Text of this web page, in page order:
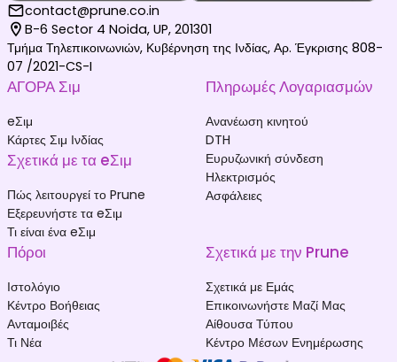
contact@prune.co.in
B-6 Sector 4 Noida, UP, 201301
Τμήμα Τηλεπικοινωνιών, Κυβέρνηση της Ινδίας, Αρ. Έγκρισης 808-
07 /2021-CS-I
ΑΓΟΡΑ Σιμ
eΣιμ
Κάρτες Σιμ Ινδίας
Σχετικά με τα eΣιμ
Πώς λειτουργεί το Prune
Εξερευνήστε τα eΣιμ
Τι είναι ένα eΣιμ
Πληρωμές Λογαριασμών
Ανανέωση κινητού
DTH
Ευρυζωνική σύνδεση
Ηλεκτρισμός
Ασφάλειες
Πόροι
Ιστολόγιο
Κέντρο Βοήθειας
Ανταμοιβές
Τι Νέα
Σχετικά με την Prune
Σχετικά με Εμάς
Επικοινωνήστε Μαζί Μας
Αίθουσα Τύπου
Κέντρο Μέσων Ενημέρωσης